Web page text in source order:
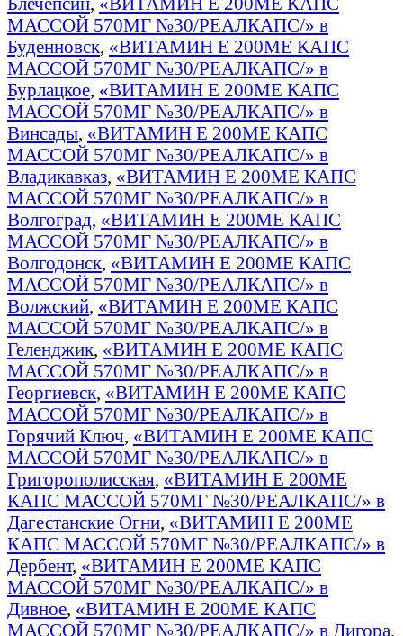
МАССОЙ 570МГ №30/РЕАЛКАПС/» в
Буденновск, «ВИТАМИН Е 200МЕ КАПС
МАССОЙ 570МГ №30/РЕАЛКАПС/» в
Бурлацкое, «ВИТАМИН Е 200МЕ КАПС
МАССОЙ 570МГ №30/РЕАЛКАПС/» в
Винсады, «ВИТАМИН Е 200МЕ КАПС
МАССОЙ 570МГ №30/РЕАЛКАПС/» в
Владикавказ, «ВИТАМИН Е 200МЕ КАПС
МАССОЙ 570МГ №30/РЕАЛКАПС/» в
Волгоград, «ВИТАМИН Е 200МЕ КАПС
МАССОЙ 570МГ №30/РЕАЛКАПС/» в
Волгодонск, «ВИТАМИН Е 200МЕ КАПС
МАССОЙ 570МГ №30/РЕАЛКАПС/» в
Волжский, «ВИТАМИН Е 200МЕ КАПС
МАССОЙ 570МГ №30/РЕАЛКАПС/» в
Геленджик, «ВИТАМИН Е 200МЕ КАПС
МАССОЙ 570МГ №30/РЕАЛКАПС/» в
Георгиевск, «ВИТАМИН Е 200МЕ КАПС
МАССОЙ 570МГ №30/РЕАЛКАПС/» в
Горячий Ключ, «ВИТАМИН Е 200МЕ КАПС
МАССОЙ 570МГ №30/РЕАЛКАПС/» в
Григорополисская, «ВИТАМИН Е 200МЕ
КАПС МАССОЙ 570МГ №30/РЕАЛКАПС/» в
Дагестанские Огни, «ВИТАМИН Е 200МЕ
КАПС МАССОЙ 570МГ №30/РЕАЛКАПС/» в
Дербент, «ВИТАМИН Е 200МЕ КАПС
МАССОЙ 570МГ №30/РЕАЛКАПС/» в
Дивное, «ВИТАМИН Е 200МЕ КАПС
МАССОЙ 570МГ №30/РЕАЛКАПС/» в Дигора,